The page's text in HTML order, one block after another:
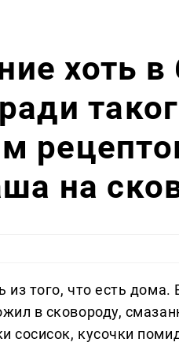
хоть в
на
из того, что есть
в сковороду,
сосисок, кусочки